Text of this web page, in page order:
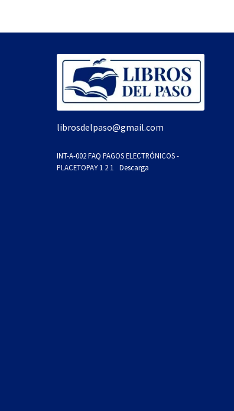
librosdelpaso@gmail.com
INT-A-002 FAQ PAGOS ELECTRÓNICOS -
PLACETOPAY 1 2 1
Descarga